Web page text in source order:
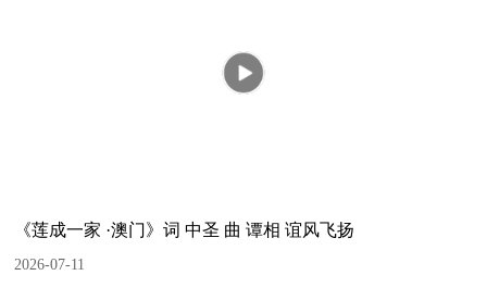
《莲成一家 ·澳门》词 中圣 曲 谭相 谊风飞扬
2026-07-11